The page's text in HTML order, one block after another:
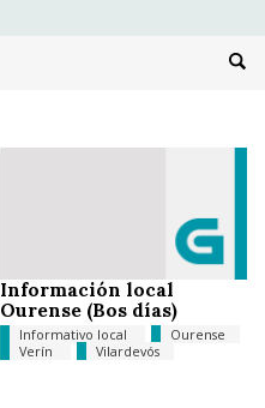
Información local
Ourense (Bos días)
Informativo local
Ourense
Verín
Vilardevós